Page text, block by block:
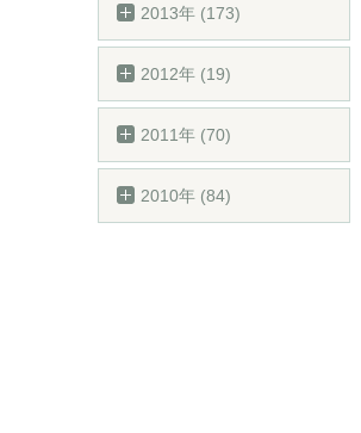
2013年 (173)
2012年 (19)
2011年 (70)
2010年 (84)